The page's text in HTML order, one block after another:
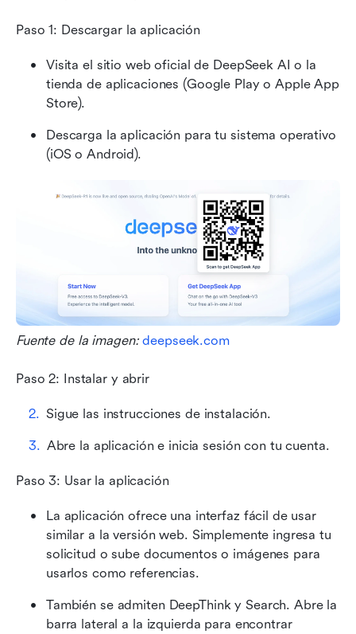
Paso 1: Descargar la aplicación
Visita el sitio web oficial de DeepSeek AI o la
tienda de aplicaciones (Google Play o Apple App
Store).
Descarga la aplicación para tu sistema operativo
(iOS o Android).
Fuente de la imagen: deepseek.com
Paso 2: Instalar y abrir
Sigue las instrucciones de instalación.
Abre la aplicación e inicia sesión con tu cuenta.
Paso 3: Usar la aplicación
La aplicación ofrece una interfaz fácil de usar
similar a la versión web. Simplemente ingresa tu
solicitud o sube documentos o imágenes para
usarlos como referencias.
También se admiten DeepThink y Search. Abre la
barra lateral a la izquierda para encontrar